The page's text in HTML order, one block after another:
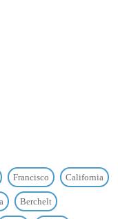
Francisco California
Berchelt